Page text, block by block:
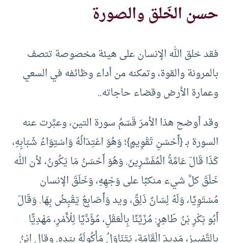
حسن الخَلق والصورة
فقد خلق الله الإنسان على هيئة مخصوصة تتصف
بالمرونة والقوة، وتمكنه من أداء وظائفه في السعي
وعمارة الأرض وقضاء حاجاته..
وقد أوضح هذا الأمرَ قَسَمُ سورة التين، وعبَّرت عنه
السورة بـ {أَحْسَنِ تَقْوِيمٍ}؛ وَهُوَ اعْتِدَالُهُ وَاسْتِوَاءُ شَبَابِهِ،
كَذَا قَالَ عَامَّةُ الْمُفَسِّرِينَ. وَهُوَ أَحْسَنُ مَا يَكُونُ، لأن الله
خَلَقَ كلَّ شيء منكبًا على وَجْهِهِ، وَخَلَقَ الإنسان
مُسْتَوِيًا، وَلَهُ لِسَانٌ ذَلِقٌ، ويد وَأَصَابِعُ يَقْبِضُ بِهَا. وَقَالَ
أَبُو بَكْرِ بْنُ طَاهِرٍ: مُزَيَّنًا بِالْعَقْلِ، مُؤَدِّيًا لِلْأَمْرِ، مَهْدِيًّا
بِالتَّمْيِيزِ، مَدِيدَ الْقَامَةِ، يَتَنَاوَلُ مَأْكُولَهُ بِيَدِهِ. وقال ابْنُ